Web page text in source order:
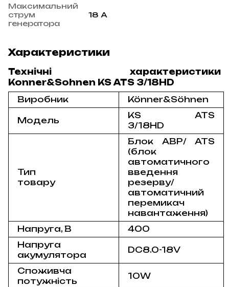
Максимальний
струм
генератора
18 А
Характеристики
Технічні характеристики
Konner&Sohnen KS ATS 3/18HD
Виробник
Könner&Söhnen
Модель
KS ATS
3/18HD
Тип
товару
Блок АВР/ ATS
(блок
автоматичного
введення
резерву/
автоматичний
перемикач
навантаження)
Напруга, B
400
Напруга
акумулятора
DC8.0-18V
Споживча
потужність
10W